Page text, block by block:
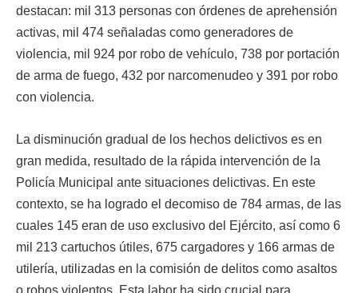
destacan: mil 313 personas con órdenes de aprehensión
activas, mil 474 señaladas como generadores de
violencia, mil 924 por robo de vehículo, 738 por portación
de arma de fuego, 432 por narcomenudeo y 391 por robo
con violencia.
La disminución gradual de los hechos delictivos es en
gran medida, resultado de la rápida intervención de la
Policía Municipal ante situaciones delictivas. En este
contexto, se ha logrado el decomiso de 784 armas, de las
cuales 145 eran de uso exclusivo del Ejército, así como 6
mil 213 cartuchos útiles, 675 cargadores y 166 armas de
utilería, utilizadas en la comisión de delitos como asaltos
o robos violentos. Esta labor ha sido crucial para